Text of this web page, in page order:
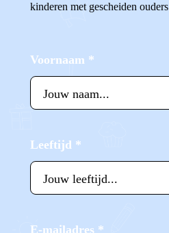
kinderen met gescheiden ouders
Voornaam *
Leeftijd *
E-mailadres *